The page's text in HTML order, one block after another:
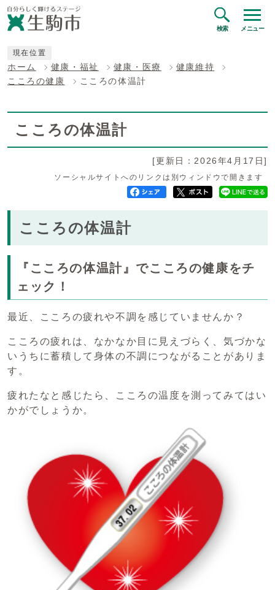
検索 メニュー
現在位置
ホーム 健康・福祉 健康・医療
健康維持
こころの健康
こころの体温計
こころの体温計
[更新日：2026年4月17日]
ソーシャルサイトへのリンクは別ウィンドウで開きます
こころの体温計
『こころの体温計』でこころの健康をチ
ェック！
最近、こころの疲れや不調を感じていませんか？
こころの疲れは、なかなか目に見えづらく、気づかな
いうちに蓄積して身体の不調につながることがありま
す。
疲れたなと感じたら、こころの温度を測ってみてはい
かがでしょうか。